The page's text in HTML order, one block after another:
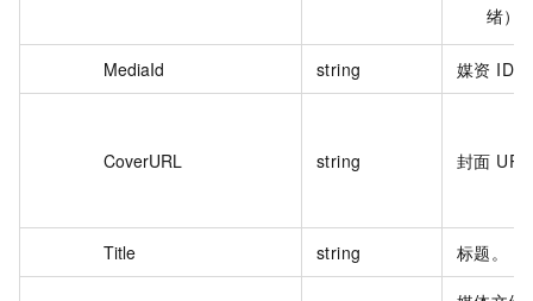
绪）
MediaId string 媒资 ID。
CoverURL string 封面
Title string 标题。